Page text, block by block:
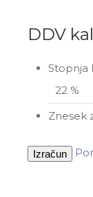
DDV
Stopnja
Znesek